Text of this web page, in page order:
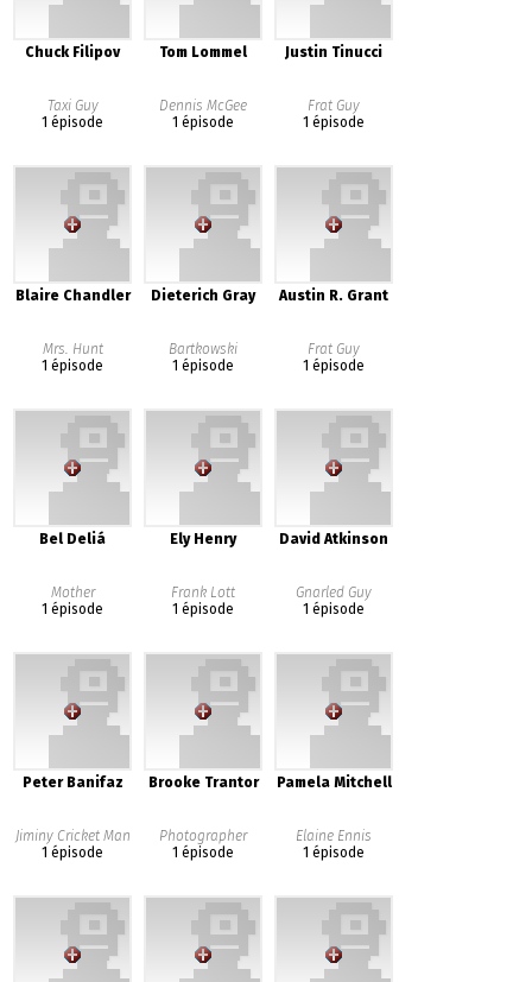
Chuck Filipov
Taxi Guy
1 épisode
Tom Lommel
Dennis McGee
1 épisode
Justin Tinucci
Frat Guy
1 épisode
Blaire Chandler
Mrs. Hunt
1 épisode
Dieterich Gray
Bartkowski
1 épisode
Austin R. Grant
Frat Guy
1 épisode
Bel Deliá
Mother
1 épisode
Ely Henry
Frank Lott
1 épisode
David Atkinson
Gnarled Guy
1 épisode
Peter Banifaz
Jiminy Cricket Man
1 épisode
Brooke Trantor
Photographer
1 épisode
Pamela Mitchell
Elaine Ennis
1 épisode